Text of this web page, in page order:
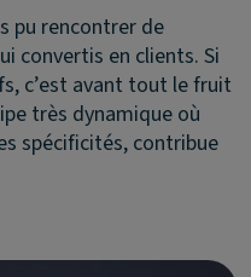
pu rencontrer de
convertis en clients. Si
c’est avant tout le fruit
très dynamique où
spécificités, contribue